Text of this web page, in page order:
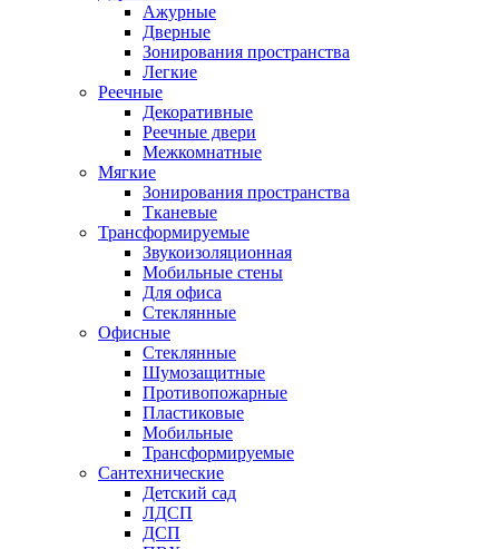
Ажурные
Дверные
Зонирования пространства
Легкие
Реечные
Декоративные
Реечные двери
Межкомнатные
Мягкие
Зонирования пространства
Тканевые
Трансформируемые
Звукоизоляционная
Мобильные стены
Для офиса
Стеклянные
Офисные
Стеклянные
Шумозащитные
Противопожарные
Пластиковые
Мобильные
Трансформируемые
Сантехнические
Детский сад
ЛДСП
ДСП